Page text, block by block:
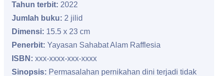
Tahun terbit: 2022
Jumlah buku: 2 jilid
Dimensi: 15.5 x 23 cm
Penerbit: Yayasan Sahabat Alam Rafflesia
ISBN: xxx-xxxx-xxx-xxxx
Sinopsis: Permasalahan pernikahan dini terjadi tidak